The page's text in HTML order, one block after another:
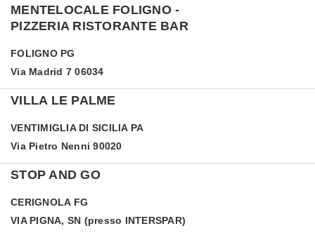
MENTELOCALE FOLIGNO -
PIZZERIA RISTORANTE BAR
FOLIGNO PG
Via Madrid 7 06034
VILLA LE PALME
VENTIMIGLIA DI SICILIA PA
Via Pietro Nenni 90020
STOP AND GO
CERIGNOLA FG
VIA PIGNA, SN (presso INTERSPAR)